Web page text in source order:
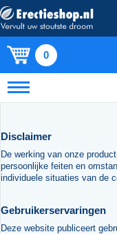
0
Disclaimer
De werking van onze
persoonlijke feiten en
individuele situaties van de
Gebruikerservaringen
Deze website publiceert